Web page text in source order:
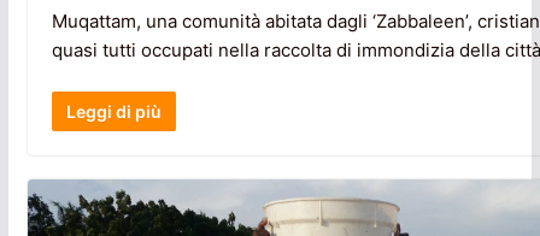
Muqattam, una comunità abitata dagli ‘Zabbaleen’,
quasi tutti occupati nella raccolta di immondizia della
Leggi di più